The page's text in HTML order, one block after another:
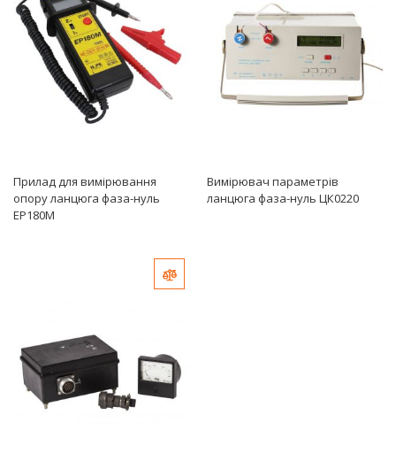
Прилад для вимірювання
опору ланцюга фаза-нуль
ЕР180М
Вимірювач параметрів
ланцюга фаза-нуль ЦК0220
Добавить в сравнение